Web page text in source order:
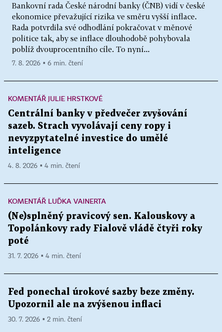
Bankovní rada České národní banky (ČNB) vidí v české
ekonomice převažující rizika ve směru vyšší inflace.
Rada potvrdila své odhodlání pokračovat v měnové
politice tak, aby se inflace dlouhodobě pohybovala
poblíž dvouprocentního cíle. To nyní...
7. 8. 2026 ▪ 6 min. čtení
KOMENTÁŘ JULIE HRSTKOVÉ
Centrální banky v předvečer zvyšování
sazeb. Strach vyvolávají ceny ropy i
nevyzpytatelné investice do umělé
inteligence
4. 8. 2026 ▪ 4 min. čtení
KOMENTÁŘ LUĎKA VAINERTA
(Ne)splněný pravicový sen. Kalouskovy a
Topolánkovy rady Fialově vládě čtyři roky
poté
31. 7. 2026 ▪ 4 min. čtení
Fed ponechal úrokové sazby beze změny.
Upozornil ale na zvýšenou inflaci
30. 7. 2026 ▪ 2 min. čtení